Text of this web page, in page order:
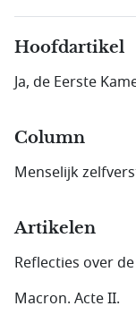
Hoofdartikel
Ja, de Eerste
Column
Menselijk
Artikelen
Reflecties over
Macron. Acte II.